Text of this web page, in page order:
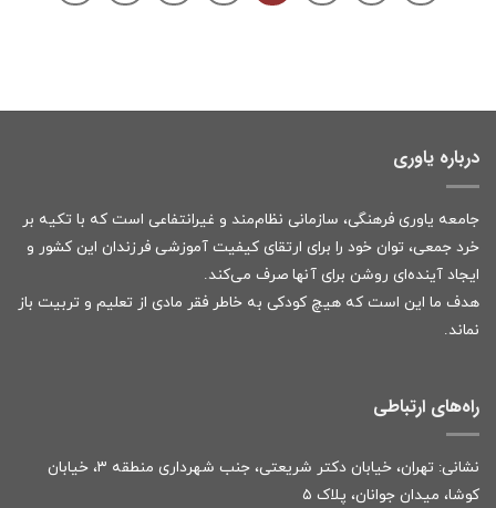
درباره یاوری
جامعه یاوری فرهنگی، سازمانی نظام‌مند و غیرانتفاعی است که با تکیه بر
خرد جمعی، توان خود را برای ارتقای کیفیت آموزشی فرزندان این کشور و
ایجاد آینده‌ای روشن برای آنها صرف می‌کند.
هدف ما این است که هیچ کودکی به خاطر فقر مادی از تعلیم و تربیت باز
نماند.
راه‌های ارتباطی
نشانی: تهران، خیابان دکتر شریعتی، جنب شهرداری منطقه ۳، خیابان
کوشا، میدان جوانان، پلاک ۵